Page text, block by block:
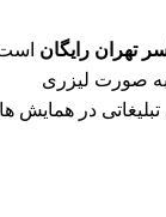
تهران رایگان
به صورت لیزری
در همایش